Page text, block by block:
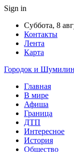
Sign in
Суббота, 8
Контакты
Лента
Карта
Городок и
Главная
В мире
Афиша
Граница
ДТП
Интересное
История
Общество